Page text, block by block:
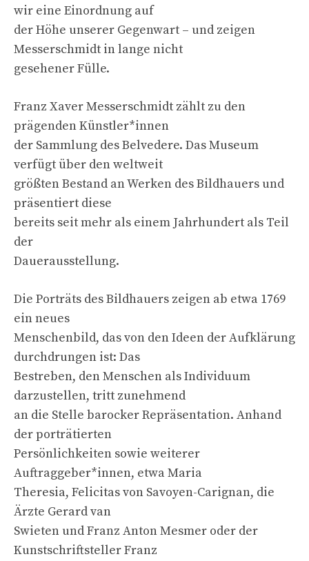
wir eine Einordnung auf
der Höhe unserer Gegenwart – und zeigen
Messerschmidt in lange nicht
gesehener Fülle.
Franz Xaver Messerschmidt zählt zu den
prägenden Künstler*innen
der Sammlung des Belvedere. Das Museum
verfügt über den weltweit
größten Bestand an Werken des Bildhauers und
präsentiert diese
bereits seit mehr als einem Jahrhundert als Teil
der
Dauerausstellung.
Die Porträts des Bildhauers zeigen ab etwa 1769
ein neues
Menschenbild, das von den Ideen der Aufklärung
durchdrungen ist: Das
Bestreben, den Menschen als Individuum
darzustellen, tritt zunehmend
an die Stelle barocker Repräsentation. Anhand
der porträtierten
Persönlichkeiten sowie weiterer
Auftraggeber*innen, etwa Maria
Theresia, Felicitas von Savoyen-Carignan, die
Ärzte Gerard van
Swieten und Franz Anton Mesmer oder der
Kunstschriftsteller Franz